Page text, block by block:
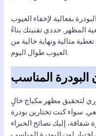
بفعالية لإخفاء العيوب
المظهر. حددي تقنيتك بناءً
مثالية ونهاية خالية من
العيوب طوال اليوم.
البودرة المناسب
لتحقيق مظهر مكياج خالٍ
سواء كنت تختارين بودرة
شفافة، إليك نصائح الخبراء